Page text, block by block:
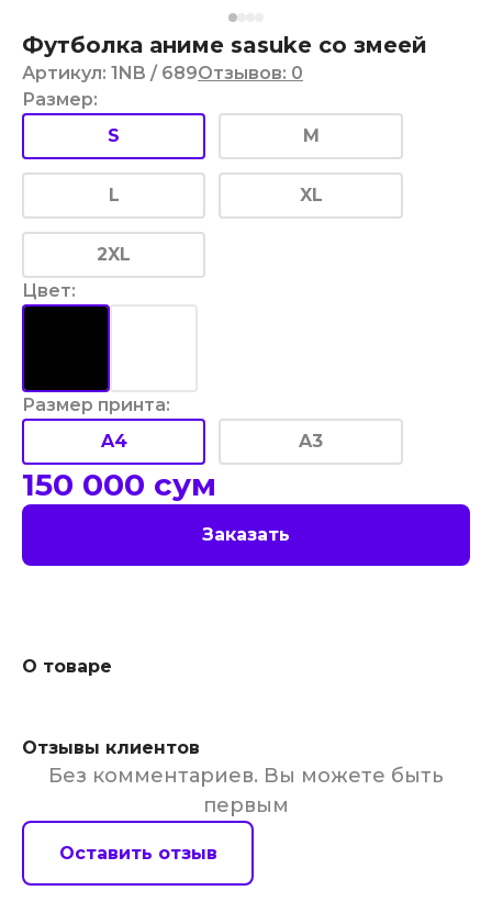
Футболка аниме sasuke со змеей
Артикул: 1NB / 689Отзывов: 0
Размер:
S
M
L XL
2XL
Цвет:
Размер принта:
A4
A3
150 000 сум
Заказать
О товаре
Отзывы клиентов
Без комментариев. Вы можете быть
первым
Оставить отзыв